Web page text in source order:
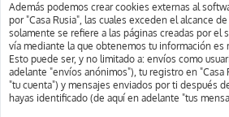
Además podemos crear cookies externas al
por "Casa Rusia", las cuales exceden el alcance
solamente se refiere a las páginas creadas por el
vía mediante la que obtenemos tu información es
Esto puede ser, y no limitado a: envíos como
adelante "envíos anónimos"), tu registro en "Casa
"tu cuenta") y mensajes enviados por ti después
hayas identificado (de aquí en adelante "tus